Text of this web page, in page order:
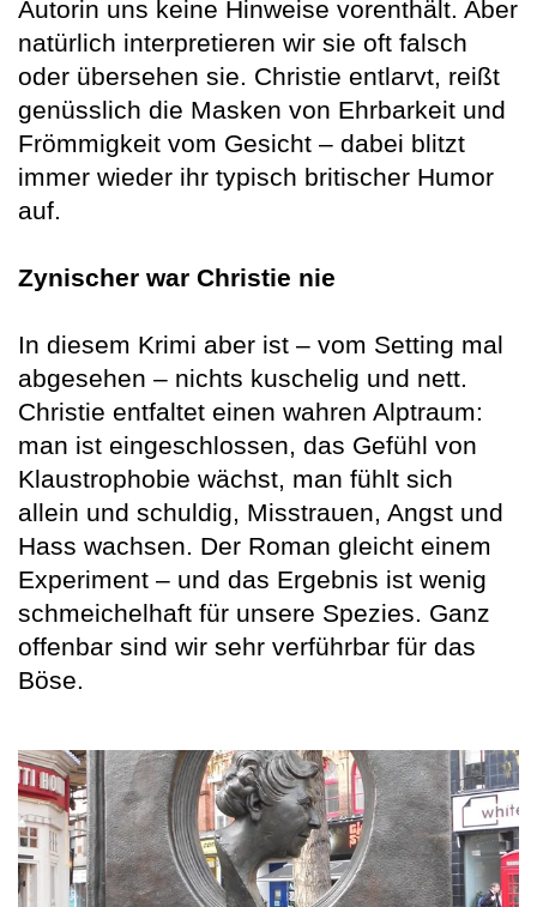
Autorin uns keine Hinweise vorenthält. Aber
natürlich interpretieren wir sie oft falsch
oder übersehen sie. Christie entlarvt, reißt
genüsslich die Masken von Ehrbarkeit und
Frömmigkeit vom Gesicht – dabei blitzt
immer wieder ihr typisch britischer Humor
auf.
Zynischer war Christie nie
In diesem Krimi aber ist – vom Setting mal
abgesehen – nichts kuschelig und nett.
Christie entfaltet einen wahren Alptraum:
man ist eingeschlossen, das Gefühl von
Klaustrophobie wächst, man fühlt sich
allein und schuldig, Misstrauen, Angst und
Hass wachsen. Der Roman gleicht einem
Experiment – und das Ergebnis ist wenig
schmeichelhaft für unsere Spezies. Ganz
offenbar sind wir sehr verführbar für das
Böse.